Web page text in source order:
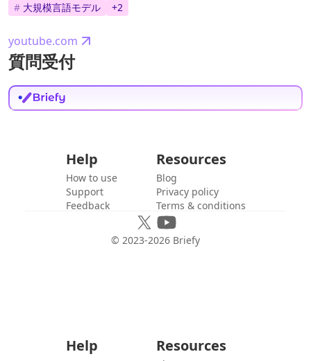
# 大規模言語モデル +2
youtube.com
質問受付
Help
How to use
Support
Feedback
Resources
Blog
Privacy policy
Terms & conditions
© 2023-2026 Briefy
Help Resources